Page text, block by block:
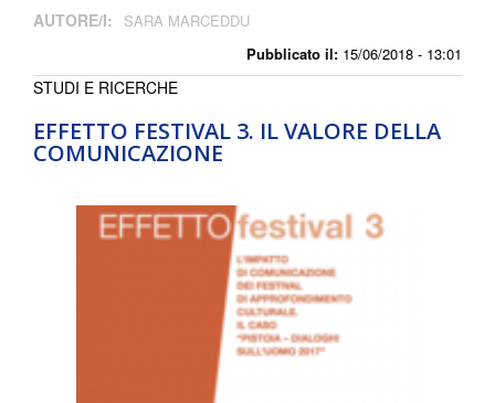
Pubblicato il: 15/06/2018 - 13:01
AUTORE/I: SARA MARCEDDU
EFFETTO FESTIVAL 3. IL VALORE DELLA
COMUNICAZIONE
STUDI E RICERCHE